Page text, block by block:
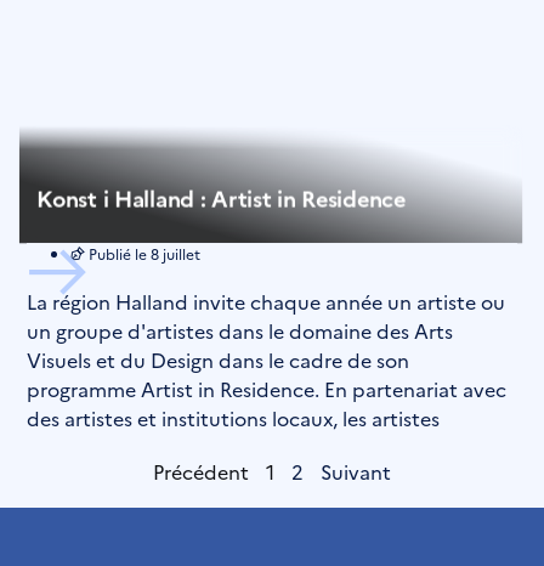
Konst i Halland : Artist in Residence
Publié le8 juillet
La région Halland invite chaque année un artiste ou
un groupe d'artistes dans le domaine des Arts
Visuels et du Design dans le cadre de son
programme Artist in Residence. En partenariat avec
des artistes et institutions locaux, les artistes
Précédent
1 2 Suivant